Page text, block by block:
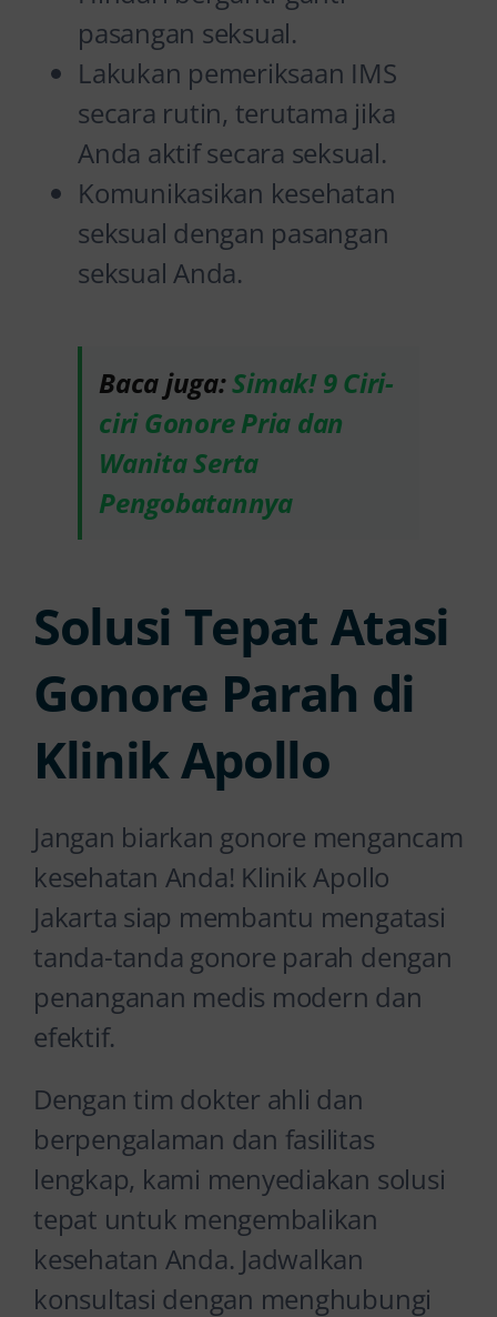
pasangan seksual.
Lakukan pemeriksaan IMS
secara rutin, terutama jika
Anda aktif secara seksual.
Komunikasikan kesehatan
seksual dengan pasangan
seksual Anda.
Baca juga:Simak! 9 Ciri-
ciri Gonore Pria dan
Wanita Serta
Pengobatannya
Solusi Tepat Atasi
Gonore Parah di
Klinik Apollo
Jangan biarkan gonore mengancam
kesehatan Anda! Klinik Apollo
Jakarta siap membantu mengatasi
tanda-tanda gonore parah dengan
penanganan medis modern dan
efektif.
Dengan tim dokter ahli dan
berpengalaman dan fasilitas
lengkap, kami menyediakan solusi
tepat untuk mengembalikan
kesehatan Anda. Jadwalkan
konsultasi dengan menghubungi